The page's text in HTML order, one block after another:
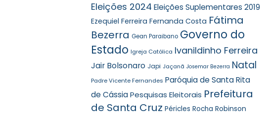
Eleições 2024 Eleições Suplementares 2019
Ezequiel Ferreira Fernanda Costa Fátima
Bezerra Gean Paraibano Governo do
Estado Igreja Católica Ivanildinho Ferreira
Jair Bolsonaro Japi Jaçanã Josemar Bezerra Natal
Padre Vicente Fernandes Paróquia de Santa Rita
de Cássia Pesquisas Eleitorais Prefeitura
de Santa Cruz Péricles Rocha Robinson